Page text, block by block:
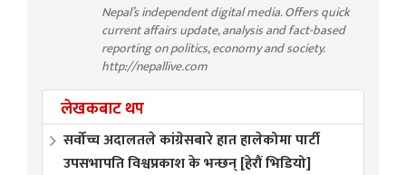
Nepal’s independent digital media. Offers quick
current affairs update, analysis and fact-based
reporting on politics, economy and society.
http://nepallive.com
लेखकबाट थप
सर्वोच्च अदालतले कांग्रेसबारे हात हालेकोमा पार्टी
उपसभापति विश्वप्रकाश के भन्छन् [हेरौं भिडियो]